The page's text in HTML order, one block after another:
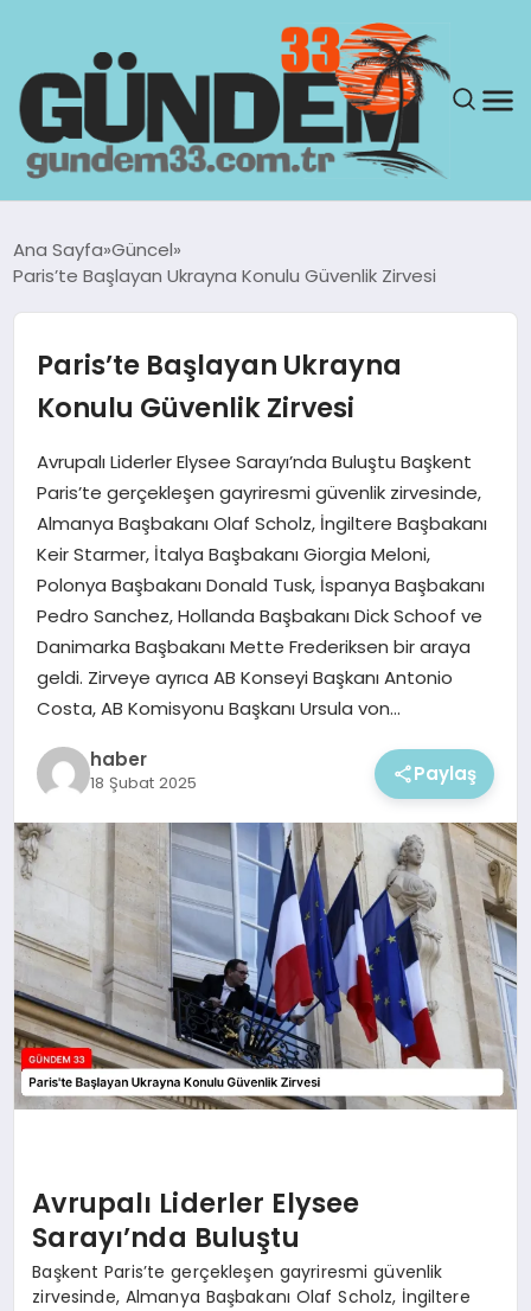
YAŞAM
SAĞLIK
TEKNOLOJI
EKONOMI
MAGAZIN
Ana Sayfa Güncel
Paris’te Başlayan Ukrayna Konulu Güvenlik Zirvesi
Paris’te Başlayan Ukrayna
Konulu Güvenlik Zirvesi
Avrupalı Liderler Elysee Sarayı’nda Buluştu Başkent
Paris’te gerçekleşen gayriresmi güvenlik zirvesinde,
Almanya Başbakanı Olaf Scholz, İngiltere Başbakanı
Keir Starmer, İtalya Başbakanı Giorgia Meloni,
Polonya Başbakanı Donald Tusk, İspanya Başbakanı
Pedro Sanchez, Hollanda Başbakanı Dick Schoof ve
Danimarka Başbakanı Mette Frederiksen bir araya
geldi. Zirveye ayrıca AB Konseyi Başkanı Antonio
Costa, AB Komisyonu Başkanı Ursula von…
haber
18 Şubat 2025 Paylaş
Avrupalı Liderler Elysee
Sarayı’nda Buluştu
Başkent Paris’te gerçekleşen gayriresmi güvenlik
zirvesinde, Almanya Başbakanı Olaf Scholz, İngiltere